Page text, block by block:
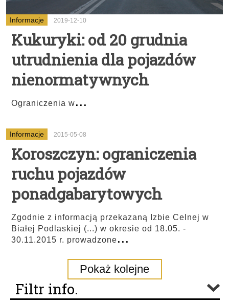
Informacje 2019-12-10
Kukuryki: od 20 grudnia
utrudnienia dla pojazdów
nienormatywnych
Ograniczenia w...
Informacje 2015-05-08
Koroszczyn: ograniczenia
ruchu pojazdów
ponadgabarytowych
Zgodnie z informacją przekazaną Izbie Celnej w
Białej Podlaskiej (...) w okresie od 18.05. -
30.11.2015 r. prowadzone...
Pokaż kolejne
Filtr info.